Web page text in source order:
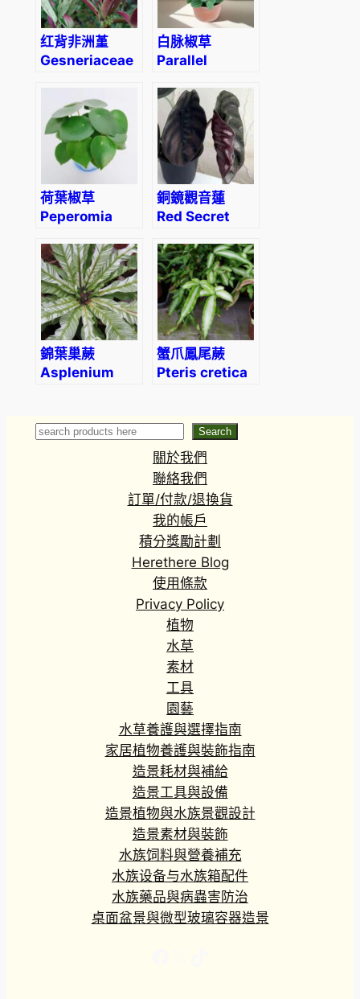
红背非洲堇
Gesneriaceae
白脉椒草
Parallel
(Peperomia
puteolata)
荷葉椒草
Peperomia
‘Raindrop’
銅鏡觀音蓮
Red Secret
cuprea red)
錦葉巢蕨
Asplenium
蟹爪鳳尾蕨
Pteris cretica
Search Search
關於我們
聯絡我們
訂單/付款/退換貨
我的帳戶
積分獎勵計劃
Herethere Blog
使用條款
Privacy Policy
植物
水草
素材
工具
園藝
水草養護與選擇指南
家居植物養護與裝飾指南
造景耗材與補給
造景工具與設備
造景植物與水族景觀設計
造景素材與裝飾
水族饲料與營養補充
水族设备与水族箱配件
水族藥品與病蟲害防治
桌面盆景與微型玻璃容器造景